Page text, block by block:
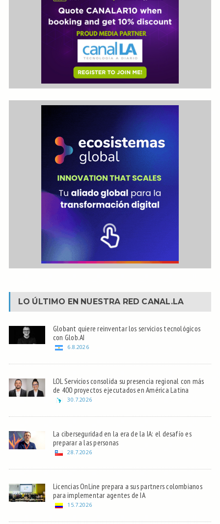
LO ÚLTIMO EN NUESTRA RED CANAL.LA
Globant quiere reinventar los servicios tecnológicos
con Glob.AI
6.8.2026
LOL Servicios consolida su presencia regional con más
de 400 proyectos ejecutados en América Latina
30.7.2026
La ciberseguridad en la era de la IA: el desafío es
preparar a las personas
28.7.2026
Licencias OnLine prepara a sus partners colombianos
para implementar agentes de IA
15.7.2026